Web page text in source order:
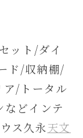
ット/ダイ
ド/収納棚/
ア/トータル
どインテ
ス久永天文